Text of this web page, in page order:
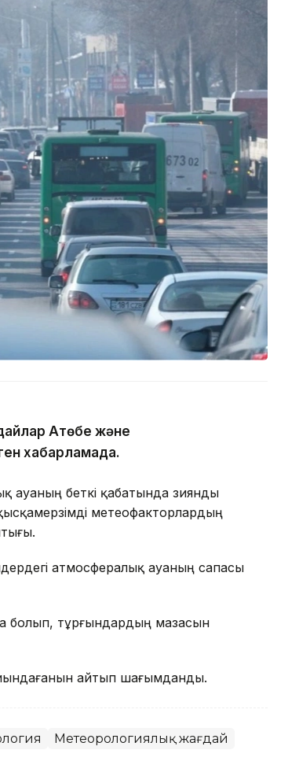
Ақтөбе және
хабарламада.
ауаның беткі қабатында зиянды
метеофакторлардың
атмосфералық ауаның сапасы
болып, тұрғындардың мазасын
айтып шағымданды.
Метеорологиялық жағдай